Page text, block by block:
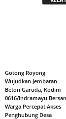
Gotong Royong
Wujudkan Jembatan
Beton Garuda, Kodim
0616/Indramayu
Warga Percepat Akses
Penghubung Desa